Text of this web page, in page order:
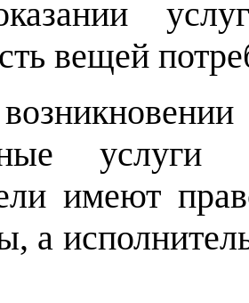
вещей
имеют
а